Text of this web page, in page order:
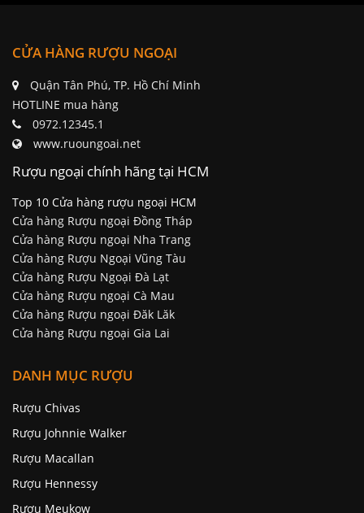
CỬA HÀNG RƯỢU NGOẠI
Quận Tân Phú, TP. Hồ Chí Minh
HOTLINE mua hàng
0972.12345.1
www.ruoungoai.net
Rượu ngoại chính hãng tại HCM
Top 10 Cửa hàng rượu ngoại HCM
Cửa hàng Rượu ngoại Đồng Tháp
Cửa hàng Rượu ngoại Nha Trang
Cửa hàng Rượu Ngoại Vũng Tàu
Cửa hàng Rượu Ngoại Đà Lạt
Cửa hàng Rượu ngoại Cà Mau
Cửa hàng Rượu ngoại Đăk Lăk
Cửa hàng Rượu ngoại Gia Lai
DANH MỤC RƯỢU
Rượu Chivas
Rượu Johnnie Walker
Rượu Macallan
Rượu Hennessy
Rượu Meukow